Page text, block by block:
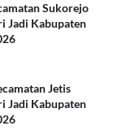
Sukorejo
Jadi Kabupaten
Jetis
Jadi Kabupaten